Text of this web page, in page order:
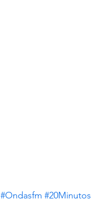
#Ondasfm #20Minutos